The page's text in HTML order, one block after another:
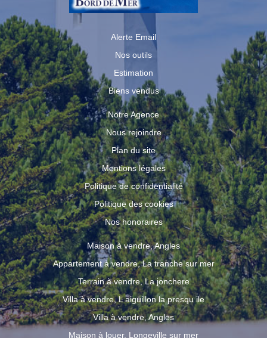
Alerte Email
Nos outils
Estimation
Biens vendus
Notre Agence
Nous rejoindre
Plan du site
Mentions légales
Politique de confidentialité
Politique des cookies
Nos honoraires
Maison à vendre, Angles
Appartement à vendre, La tranche sur mer
Terrain à vendre, La jonchere
Villa à vendre, L aiguillon la presqu ile
Villa à vendre, Angles
Maison à louer, Longeville sur mer